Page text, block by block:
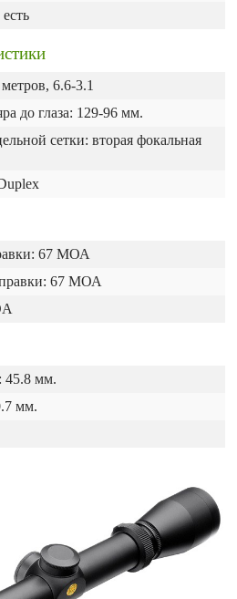
6.6-3.1
до глаза: 129-96 мм.
сетки: вторая фокальная
67 МОА
67 МОА
45.8 мм.
мм.